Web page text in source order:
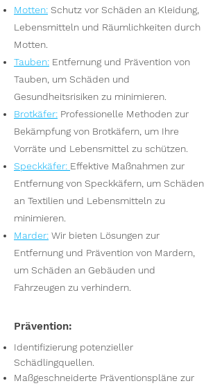
Motten: Schutz vor Schäden an Kleidung,
Lebensmitteln und Räumlichkeiten durch
Motten.
Tauben: Entfernung und Prävention von
Tauben, um Schäden und
Gesundheitsrisiken zu minimieren.
Brotkäfer: Professionelle Methoden zur
Bekämpfung von Brotkäfern, um Ihre
Vorräte und Lebensmittel zu schützen.
Speckkäfer: Effektive Maßnahmen zur
Entfernung von Speckkäfern, um Schäden
an Textilien und Lebensmitteln zu
minimieren.
Marder: Wir bieten Lösungen zur
Entfernung und Prävention von Mardern,
um Schäden an Gebäuden und
Fahrzeugen zu verhindern.
Prävention:
Identifizierung potenzieller
Schädlingquellen.
Maßgeschneiderte Präventionspläne zur